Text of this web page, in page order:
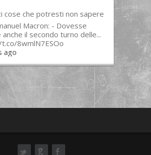
cose che potresti non sapere
Macron: - Dovesse
anche il secondo turno delle...
8wmlN7ESOo
ago